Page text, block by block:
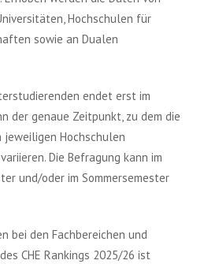
Hochschulen für
sowie an Dualen
endet erst im
der genaue Zeitpunkt, zu dem die
Hochschulen
Die Befragung kann im
und/oder im Sommersemester
bei den Fachbereichen und
CHE Rankings 2025/26 ist